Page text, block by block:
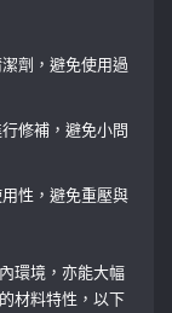
劑，避免使用過
修補，避免小問
性，避免重壓與
環境，亦能大幅
材料特性，以下